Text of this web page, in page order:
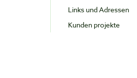
Links und Adressen
Kunden projekte